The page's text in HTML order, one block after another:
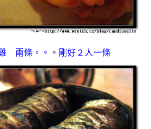
兩條。。。剛好２人一條